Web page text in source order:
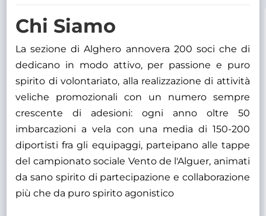
Chi Siamo
La sezione di Alghero annovera 200 soci che di
dedicano in modo attivo, per passione e puro
spirito di volontariato, alla realizzazione di attività
veliche promozionali con un numero sempre
crescente di adesioni: ogni anno oltre 50
imbarcazioni a vela con una media di 150-200
diportisti fra gli equipaggi, parteipano alle tappe
del campionato sociale Vento de l'Alguer, animati
da sano spirito di partecipazione e collaborazione
più che da puro spirito agonistico